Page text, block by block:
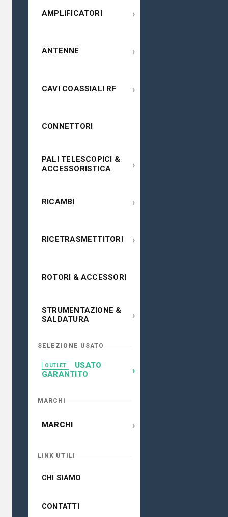
AMPLIFICATORI ›
ANTENNE ›
CAVI COASSIALI RF ›
CONNETTORI
PALI TELESCOPICI &
ACCESSORISTICA
›
RICAMBI ›
RICETRASMETTITORI ›
ROTORI & ACCESSORI
STRUMENTAZIONE &
SALDATURA
›
SELEZIONE USATO
OUTLET
USATO
GARANTITO
›
MARCHI
MARCHI ›
LINK UTILI
CHI SIAMO
CONTATTI